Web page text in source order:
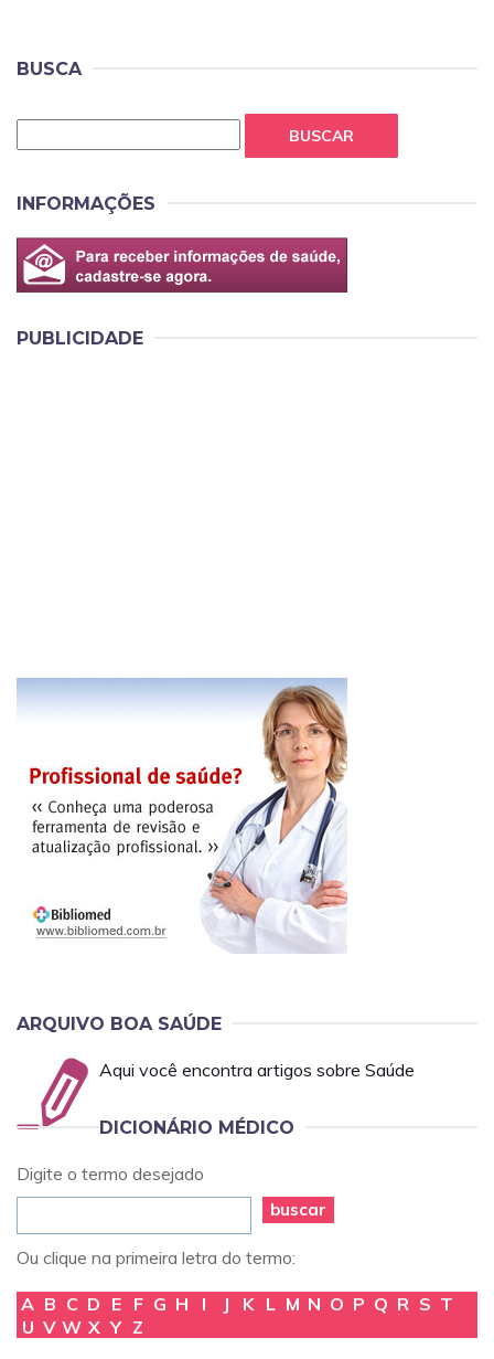
BUSCA
BUSCAR
INFORMAÇÕES
PUBLICIDADE
ARQUIVO BOA SAÚDE
Aqui você encontra artigos sobre Saúde
DICIONÁRIO MÉDICO
Digite o termo desejado
buscar
Ou clique na primeira letra do termo:
A B C D E F G H I J K L M N O P Q R S T
U V W X Y Z